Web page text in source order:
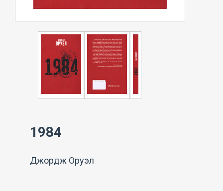
1984
Джордж Оруэл